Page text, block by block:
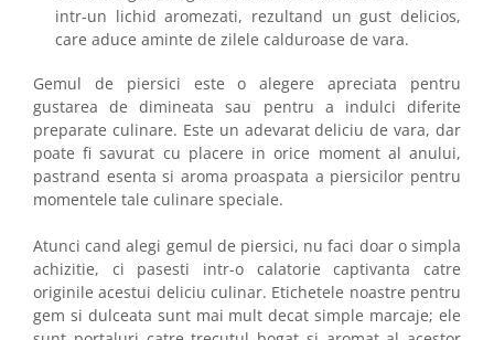
intr-un lichid aromezati, rezultand un gust delicios,
care aduce aminte de zilele calduroase de vara.
Gemul de piersici este o alegere apreciata pentru
gustarea de dimineata sau pentru a indulci diferite
preparate culinare. Este un adevarat deliciu de vara, dar
poate fi savurat cu placere in orice moment al anului,
pastrand esenta si aroma proaspata a piersicilor pentru
momentele tale culinare speciale.
Atunci cand alegi gemul de piersici, nu faci doar o simpla
achizitie, ci pasesti intr-o calatorie captivanta catre
originile acestui deliciu culinar. Etichetele noastre pentru
gem si dulceata sunt mai mult decat simple marcaje; ele